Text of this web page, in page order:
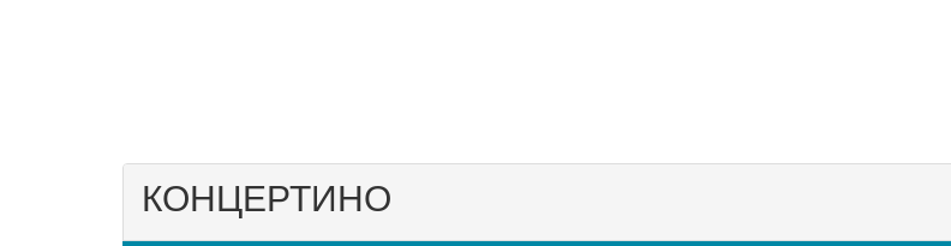
КОНЦЕРТИНО